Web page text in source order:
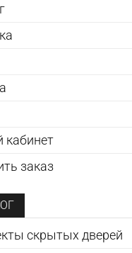
кабинет
заказ
скрытых дверей